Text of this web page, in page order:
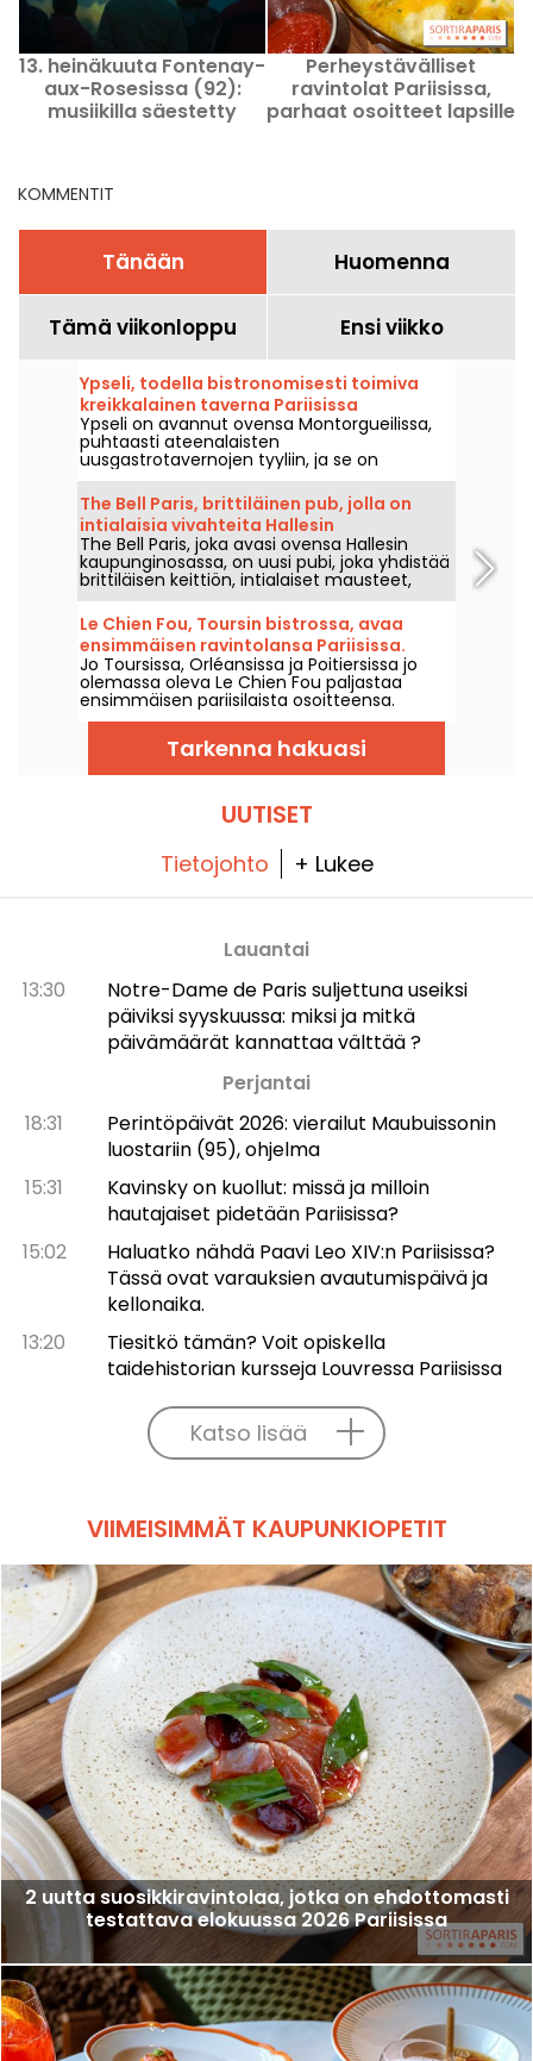
13. heinäkuuta Fontenay-
aux-Rosesissa (92):
musiikilla säestetty
Perheystävälliset
ravintolat Pariisissa,
parhaat osoitteet lapsille
KOMMENTIT
Tänään Huomenna
Tämä viikonloppu Ensi viikko
Ypseli, todella bistronomisesti toimiva
kreikkalainen taverna Pariisissa
Ypseli on avannut ovensa Montorgueilissa,
puhtaasti ateenalaisten
uusgastrotavernojen tyyliin, ja se on
menestys.
The Bell Paris, brittiläinen pub, jolla on
intialaisia vivahteita Hallesin
kaupunginosassa
The Bell Paris, joka avasi ovensa Hallesin
kaupunginosassa, on uusi pubi, joka yhdistää
brittiläisen keittiön, intialaiset mausteet,
kotitekoiset cocktaillit ja käsityöläisbierit Jim
Hamiltonin suunnittelemaan sisustukseen.
Le Chien Fou, Toursin bistrossa, avaa
ensimmäisen ravintolansa Pariisissa.
Jo Toursissa, Orléansissa ja Poitiersissa jo
olemassa oleva Le Chien Fou paljastaa
ensimmäisen pariisilaista osoitteensa.
Syyskuun puolivälissä 2026 tämä bistro, joka
tunnetaan kotiruoastaan, jaettavista
annoksistaan sekä viinikellaristään, avaa
ovensa Rue Feydeaulla Pariisin toisessa
Tarkenna hakuasi
UUTISET
Tietojohto + Lukee
Lauantai
13:30
Notre-Dame de Paris suljettuna useiksi
päiviksi syyskuussa: miksi ja mitkä
päivämäärät kannattaa välttää ?
Perjantai
18:31
Perintöpäivät 2026: vierailut Maubuissonin
luostariin (95), ohjelma
15:31
Kavinsky on kuollut: missä ja milloin
hautajaiset pidetään Pariisissa?
15:02
Haluatko nähdä Paavi Leo XIV:n Pariisissa?
Tässä ovat varauksien avautumispäivä ja
kellonaika.
13:20
Tiesitkö tämän? Voit opiskella
taidehistorian kursseja Louvressa Pariisissa
Katso lisää
VIIMEISIMMÄT KAUPUNKIOPETIT
2 uutta suosikkiravintolaa, jotka on ehdottomasti
testattava elokuussa 2026 Pariisissa